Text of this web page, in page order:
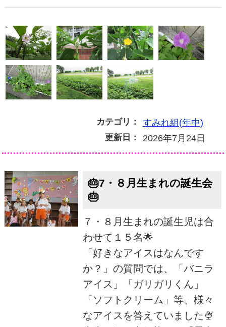
カテゴリ： すみれ組(年中)
更新日： 2026年7月24日
🎂7・８月生まれの誕生会
🎂
７・８月生まれの誕生児は合
わせて１５名🌟
「好きなアイスはなんです
か？」の質問では、「バニラ
アイス」「ガリガリくん」
「ソフトクリーム」等、様々
なアイスを答えていました🍨